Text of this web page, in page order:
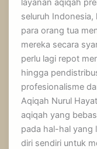
layanan aqiqah
seluruh
para orang tua
mereka secara
perlu lagi repot
hingga
profesionalisme
Aqiqah Nurul
aqiqah yang
pada hal-hal yang
diri sendiri untuk